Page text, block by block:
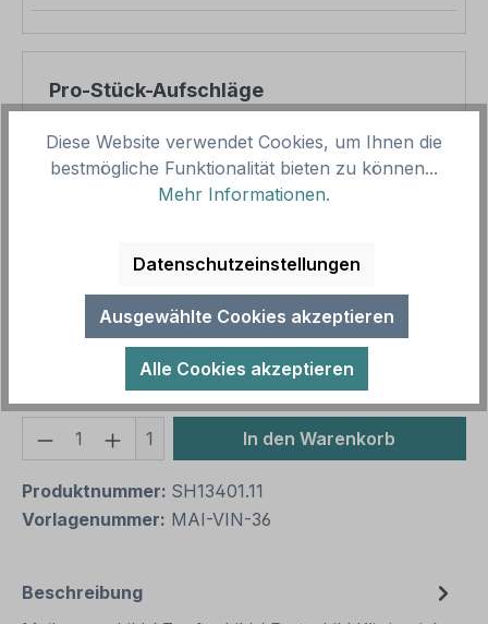
Pro-Stück-Aufschläge
Produktpreis
32,76 €
Zwischensumme
32,76 €
Preise inkl. MwSt. zzgl. Versandkosten
Aufgrund von Neuberechnungen im Warenkorb sind
abweichende Endpreise möglich.
Produkt Anzahl: Gib den
1 In den Warenkorb
Produktnummer: SH13401.11
Vorlagenummer: MAI-VIN-36
Beschreibung
Diese Website verwendet Cookies, um Ihnen die
bestmögliche Funktionalität bieten zu können...
Mehr Informationen.
Datenschutzeinstellungen
Ausgewählte Cookies akzeptieren
Alle Cookies akzeptieren